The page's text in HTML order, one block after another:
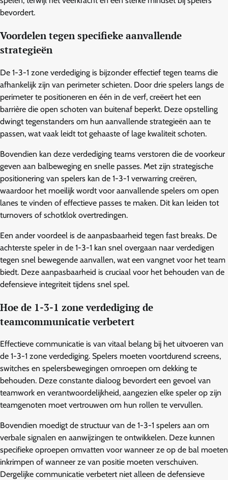
bevordert.
Voordelen tegen specifieke aanvallende
strategieën
De 1-3-1 zone verdediging is bijzonder effectief tegen teams die
afhankelijk zijn van perimeter schieten. Door drie spelers langs de
perimeter te positioneren en één in de verf, creëert het een
barrière die open schoten van buitenaf beperkt. Deze opstelling
dwingt tegenstanders om hun aanvallende strategieën aan te
passen, wat vaak leidt tot gehaaste of lage kwaliteit schoten.
Bovendien kan deze verdediging teams verstoren die de voorkeur
geven aan balbeweging en snelle passes. Met zijn strategische
positionering van spelers kan de 1-3-1 verwarring creëren,
waardoor het moeilijk wordt voor aanvallende spelers om open
lanes te vinden of effectieve passes te maken. Dit kan leiden tot
turnovers of schotklok overtredingen.
Een ander voordeel is de aanpasbaarheid tegen fast breaks. De
achterste speler in de 1-3-1 kan snel overgaan naar verdedigen
tegen snel bewegende aanvallen, wat een vangnet voor het team
biedt. Deze aanpasbaarheid is cruciaal voor het behouden van de
defensieve integriteit tijdens snel spel.
Hoe de 1-3-1 zone verdediging de
teamcommunicatie verbetert
Effectieve communicatie is van vitaal belang bij het uitvoeren van
de 1-3-1 zone verdediging. Spelers moeten voortdurend screens,
switches en spelersbewegingen omroepen om dekking te
behouden. Deze constante dialoog bevordert een gevoel van
teamwork en verantwoordelijkheid, aangezien elke speler op zijn
teamgenoten moet vertrouwen om hun rollen te vervullen.
Bovendien moedigt de structuur van de 1-3-1 spelers aan om
verbale signalen en aanwijzingen te ontwikkelen. Deze kunnen
specifieke oproepen omvatten voor wanneer ze op de bal moeten
inkrimpen of wanneer ze van positie moeten verschuiven.
Dergelijke communicatie verbetert niet alleen de defensieve